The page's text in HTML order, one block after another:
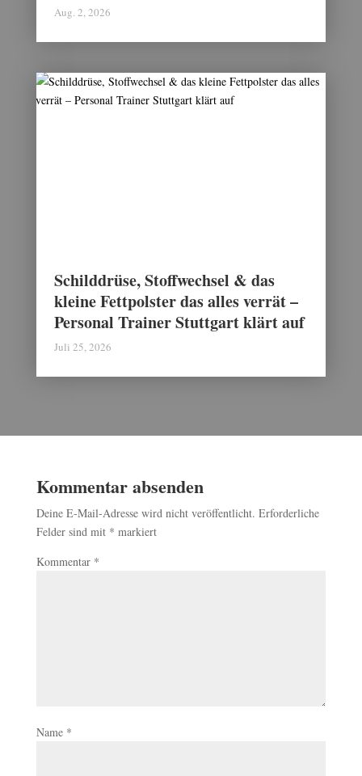
Aug. 2, 2026
Schilddrüse, Stoffwechsel & das
kleine Fettpolster das alles verrät –
Personal Trainer Stuttgart klärt auf
Juli 25, 2026
Kommentar absenden
Deine E-Mail-Adresse wird nicht veröffentlicht. Erforderliche
Felder sind mit * markiert
Kommentar *
Name *